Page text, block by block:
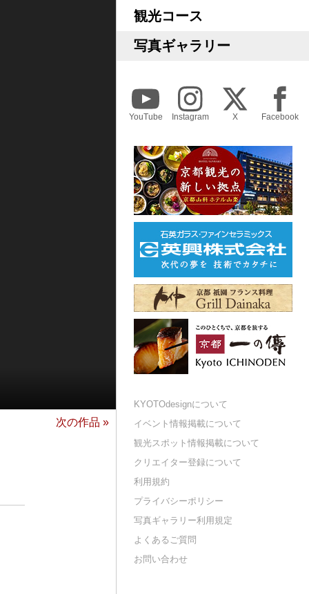
次の作品 »
観光コース
写真ギャラリー
YouTube Instagram X Facebook
KYOTOdesignについて
イベント情報掲載について
観光スポット情報掲載について
クリエイター登録について
利用規約
プライバシーポリシー
写真ギャラリー利用規定
よくあるご質問
お問い合わせ